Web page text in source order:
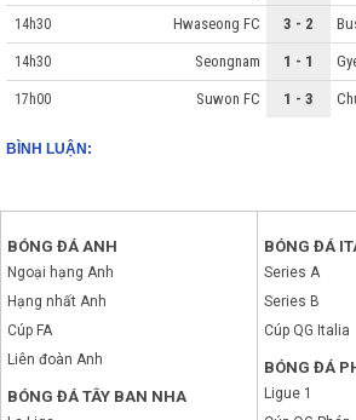
14h30 Hwaseong FC 3 - 2
14h30 Seongnam 1 - 1
17h00 Suwon FC 1 - 3
BÌNH LUẬN:
BÓNG ĐÁ ANH
Ngoại hạng Anh
Hạng nhất Anh
Cúp FA
Liên đoàn Anh
BÓNG ĐÁ TÂY BAN NHA
BÓNG ĐÁ
Series A
Series B
Cúp QG Italia
BÓNG ĐÁ
Ligue 1